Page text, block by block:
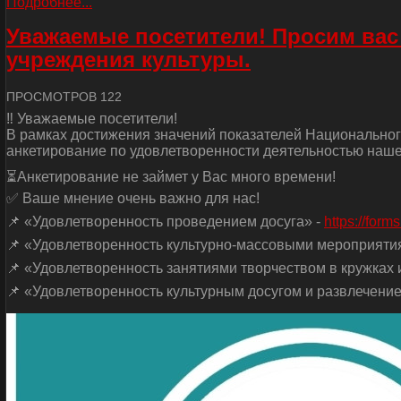
Уважаемые посетители! Просим
учреждения культуры.
ПРОСМОТРОВ 122
‼ Уважаемые посетители!
В рамках достижения значений показателей
анкетирование по удовлетворенности деятельностью
⏳Анкетирование не займет у Вас много времени!
✅ Ваше мнение очень важно для нас!
📌 «Удовлетворенность проведением досуга» - https://
📌 «Удовлетворенность культурно-массовыми
📌 «Удовлетворенность занятиями творчеством в кружках
📌 «Удовлетворенность культурным досугом и